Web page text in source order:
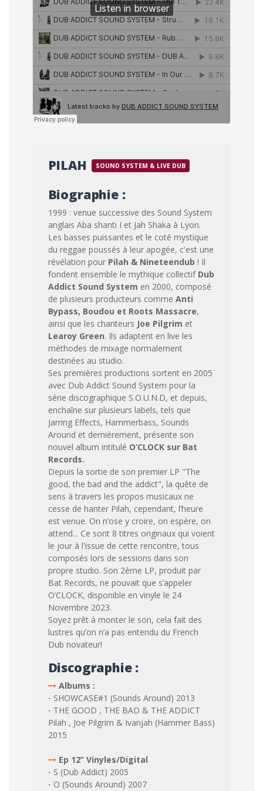
PILAH SOUND SYSTEM & LIVE DUB
Biographie :
1999 : venue successive des Sound System
anglais Aba shanti I et Jah Shaka à Lyon.
Les basses puissantes et le coté mystique
du reggae poussés à leur apogée, c'est une
révélation pour Pilah & Nineteendub ! Il
fondent ensemble le mythique collectif Dub
Addict Sound System en 2000, composé
de plusieurs producteurs comme Anti
Bypass, Boudou et Roots Massacre,
ainsi que les chanteurs Joe Pilgrim et
Learoy Green. Ils adaptent en live les
méthodes de mixage normalement
destinées au studio.
Ses premières productions sortent en 2005
avec Dub Addict Sound System pour la
série discographique S.O.U.N.D, et depuis,
enchaîne sur plusieurs labels, tels que
Jarring Effects, Hammerbass, Sounds
Around et dernièrement, présente son
nouvel album intitulé O’CLOCK sur Bat
Records.
Depuis la sortie de son premier LP "The
good, the bad and the addict", la quête de
sens à travers les propos musicaux ne
cesse de hanter Pilah, cependant, l’heure
est venue. On n’ose y croire, on espère, on
attend... Ce sont 8 titres originaux qui voient
le jour à l'issue de cette rencontre, tous
composés lors de sessions dans son
propre studio. Son 2ème LP, produit par
Bat Records, ne pouvait que s’appeler
O’CLOCK, disponible en vinyle le 24
Novembre 2023.
Soyez prêt à monter le son, cela fait des
lustres qu’on n’a pas entendu du French
Dub novateur!
Discographie :
Albums :
⁃ SHOWCASE#1 (Sounds Around) 2013
⁃ THE GOOD , THE BAD & THE ADDICT
Pilah , Joe Pilgrim & Ivanjah (Hammer Bass)
2015
Ep 12’’ Vinyles/Digital
⁃ S (Dub Addict) 2005
⁃ O (Sounds Around) 2007